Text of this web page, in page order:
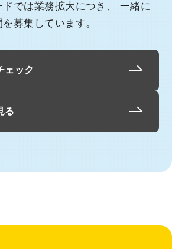
では業務拡大につき、
一緒に
募集しています。
ェック
る